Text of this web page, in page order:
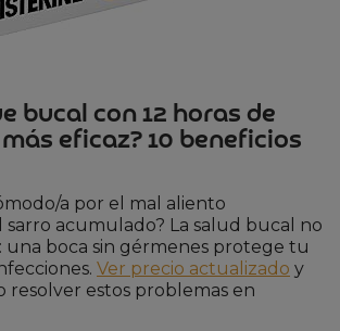
bucal con 12 horas de
eficaz? 10 beneficios
a por el mal aliento
sarro acumulado? La salud bucal no
una boca sin gérmenes protege tu
Ver precio actualizado y
resolver estos problemas en